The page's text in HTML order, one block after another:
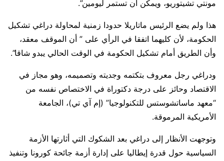
مونتي تشيتوريو، ويمكن أن تستمر ليومين”.
هذا ولم يضع الرئيس ماتاريلا حدودا زمنية لمحاولة دراغي تشكيل
الحكومة، لأن كليهما اتفقا في الرأي على ” أن الموقف معقد،
وأن الطريق أمام تشكيل الحكومة في الوقت الحالي يبدو شاقا”.
ودراغي رجل معروف بتكتمه وجديته وتصميمه، وهو مجاز في
الاقتصاد وحائز على درجة دكتوراة في الاختصاص نفسه من
“معهد ماساتشوستس للتكنولوجيا” (إم آي تي)، الجامعة
الأمريكية المرموقة.
وتوجهت الأنظار إلى دراغي بعد الشكوك التي أثارتها الأزمة
السياسية حول قدرة إيطاليا على إدارة أزمة جائحة كورونا وتنفيذ